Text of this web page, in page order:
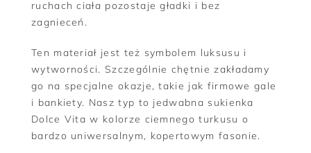
ruchach ciała pozostaje gładki i bez
zagnieceń.
Ten materiał jest też symbolem luksusu i
wytworności. Szczególnie chętnie zakładamy
go na specjalne okazje, takie jak firmowe gale
i bankiety. Nasz typ to jedwabna sukienka
Dolce Vita w kolorze ciemnego turkusu o
bardzo uniwersalnym, kopertowym fasonie.